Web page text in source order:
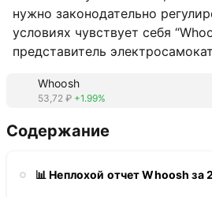
нужно законодательно
условиях чувствует себя
представитель
Whoosh
53,72 ₽ +1.99%
Содержание
📊 Неплохой отчет Whoosh за